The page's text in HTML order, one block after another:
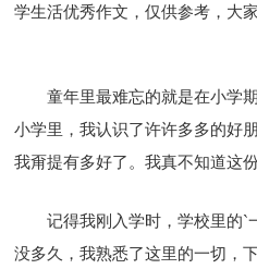
学生活优秀作文，仅供参考，大
童年里最难忘的就是在小学
小学里，我认识了许许多多的好
我甭提有多好了。我真不知道这
记得我刚入学时，学校里的`
没多久，我熟悉了这里的一切，